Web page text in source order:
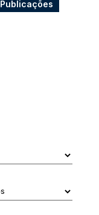
Publicações